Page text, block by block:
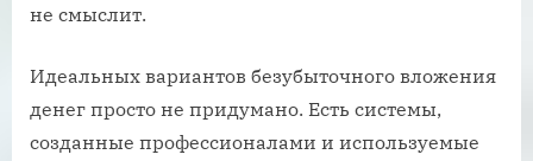
не смыслит.
Идеальных вариантов безубыточного вложения
денег просто не придумано. Есть системы,
созданные профессионалами и используемые